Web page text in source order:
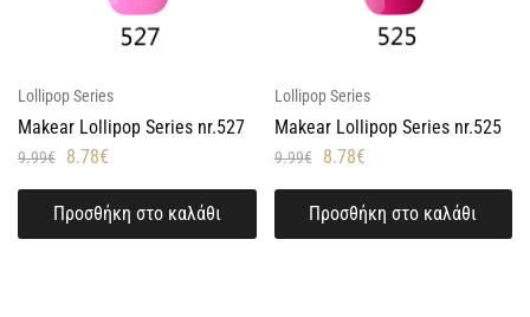
Lollipop Series
Makear Lollipop Series nr.527
9.99€ 8.78€
Προσθήκη στο καλάθι
Lollipop Series
Makear Lollipop Series nr.525
9.99€ 8.78€
Προσθήκη στο καλάθι